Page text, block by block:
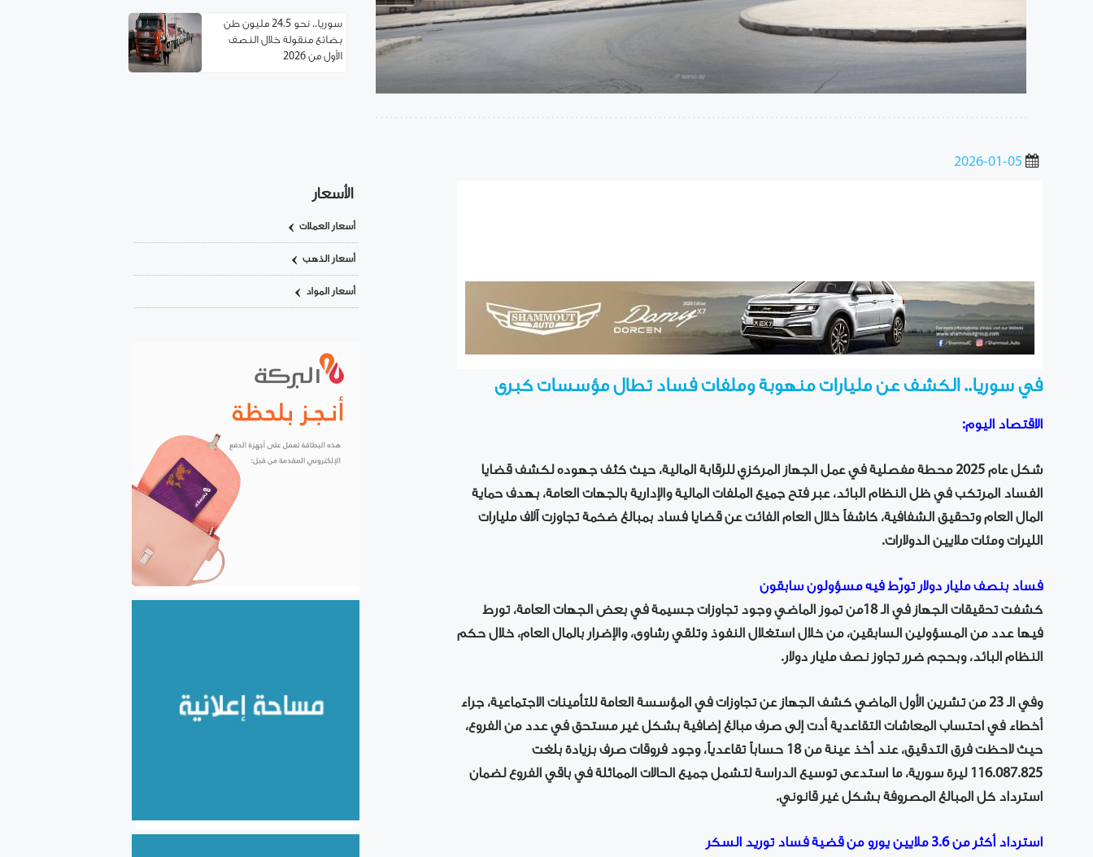
2026-01-05
في سوريا.. الكشف عن مليارات منهوبة وملفات فساد تطال مؤسسات كبرى
الاقتصاد اليوم:
شكل عام 2025 محطة مفصلية في عمل الجهاز المركزي للرقابة المالية، حيث كثف جهوده لكشف قضايا
الفساد المرتكب في ظل النظام البائد، عبر فتح جميع الملفات المالية والإدارية بالجهات العامة، بهدف حماية
المال العام وتحقيق الشفافية، كاشفاً خلال العام الفائت عن قضايا فساد بمبالغ ضخمة تجاوزت آلاف مليارات
الليرات ومئات ملايين الدولارات.
فساد بنصف مليار دولار تورّط فيه مسؤولون سابقون
كشفت تحقيقات الجهاز في الـ 18من تموز الماضي وجود تجاوزات جسيمة في بعض الجهات العامة، تورط
فيها عدد من المسؤولين السابقين، من خلال استغلال النفوذ وتلقي رشاوى، والإضرار بالمال العام، خلال حكم
النظام البائد، وبحجم ضرر تجاوز نصف مليار دولار.
وفي الـ 23 من تشرين الأول الماضي كشف الجهاز عن تجاوزات في المؤسسة العامة للتأمينات الاجتماعية، جراء
أخطاء في احتساب المعاشات التقاعدية أدت إلى صرف مبالغ إضافية بشكل غير مستحق في عدد من الفروع،
حيث لاحظت فرق التدقيق، عند أخذ عينة من 18 حساباً تقاعدياً، وجود فروقات صرف بزيادة بلغت
116.087.825 ليرة سورية، ما استدعى توسيع الدراسة لتشمل جميع الحالات المماثلة في باقي الفروع لضمان
استرداد كل المبالغ المصروفة بشكل غير قانوني.
استرداد أكثر من 3.6 ملايين يورو من قضية فساد توريد السكر
سوريا.. نحو 24.5 مليون طن
بضائع منقولة خلال النصف
الأول من 2026
العراقي عبر حمص
اتفاقية توءمة بين غرفتي تجارة
ريف دمشق وإربد لتعزيز
التعاون الاقتصادي
السورية للحبوب: استلام أكثر
من مليونين ونصف المليون
طن من ‌‏محصول القمح ‏
الكهرباء والغاز والبنى التحتية
في صدارة التعاون السوري
الأردن يعفي عائلات رجال الأعمال
الموافقة المسبقة للدخول إلى
الأسعار
أسعار العملات
أسعار الذهب
أسعار المواد